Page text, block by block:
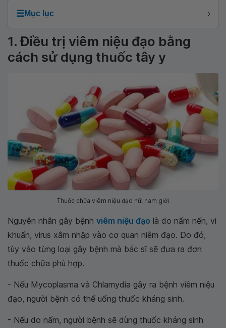
☰Mục lục
1. Điều trị viêm niệu đạo bằng
cách sử dụng thuốc tây y
Thuốc chữa viêm niệu đạo nữ, nam giới
Nguyên nhân gây bệnh viêm niệu đạo là do nấm nến, vi
khuẩn, virus xâm nhập vào cơ quan niêm đạo. Do đó,
tùy vào từng loại gây bệnh mà bác sĩ sẽ đưa ra đơn
thuốc chữa phù hợp.
- Nếu Mycoplasma và Chlamydia gây ra bệnh viêm niệu
đạo, người bệnh có thể uống thuốc kháng sinh.
- Nếu do nấm, người bệnh sẽ dùng thuốc kháng sinh